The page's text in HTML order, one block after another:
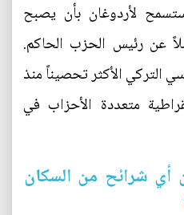
لأردوغان بأن يصبح
عن رئيس الحزب الحاكم.
التركي الأكثر تحصيناً منذ
متعددة الأحزاب في
شرائح من السكان